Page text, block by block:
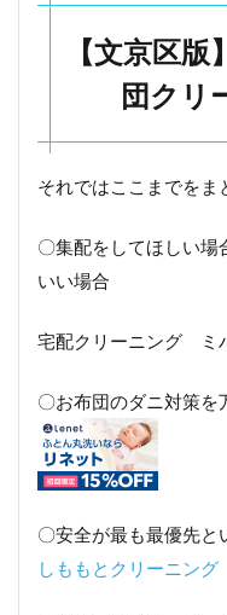
【文京区
団クリ
それではここまでをま
〇集配をしてほしい場
いい場合
宅配クリーニング ミ
〇お布団のダニ対策を
〇安全が最も最優先と
しももとクリーニング